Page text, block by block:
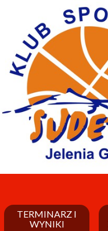
TERMINARZ I
WYNIKI